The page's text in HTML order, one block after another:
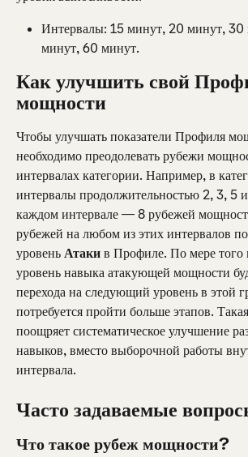
Интервалы: 15 минут, 20 минут, 30
минут, 60 минут.
Как улучшить свой
мощности
Чтобы улучшать показатели Профиля
необходимо преодолевать рубежи
интервалах категории. Например, в
интервалы продолжительностью 2, 3, 5
каждом интервале — 8 рубежей
рубежей на любом из этих интервалов
уровень Атаки в Профиле. По мере
уровень навыка атакующей мощности
перехода на следующий уровень в этой
потребуется пройти больше этапов.
поощряет систематическое улучшение
навыков, вместо выборочной работы
интервала.
Часто задаваемые
Что такое рубеж мощности?